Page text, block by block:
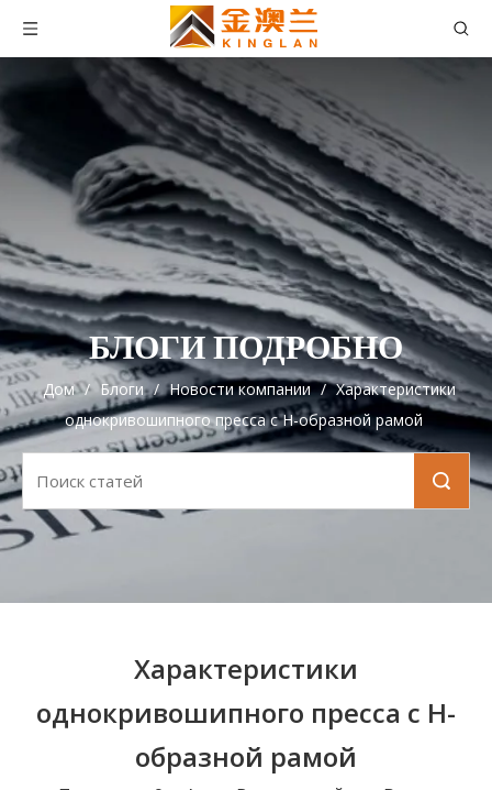
БЛОГИ ПОДРОБНО
Дом / Блоги / Новости компании / Характеристики
однокривошипного пресса с Н-образной рамой
Характеристики
однокривошипного пресса с Н-
образной рамой